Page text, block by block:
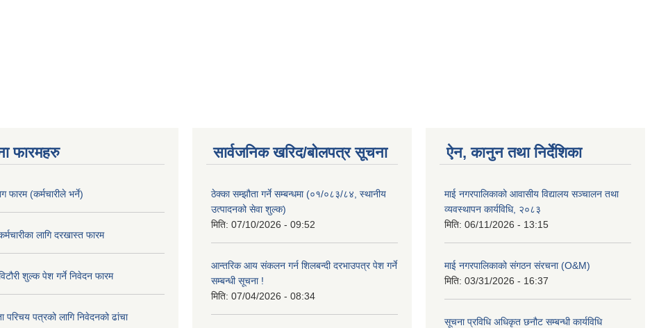
फारमहरु
फारम (कर्मचारीले भर्ने)
लागि दरखास्त फारम
शुल्क पेश गर्ने निवेदन फारम
परिचय पत्रको लागि निवेदनको ढांचा
सार्वजनिक खरिद/बोलपत्र सूचना
ठेक्का सम्झौता गर्ने सम्बन्धमा (०१/०८३/८४, स्थानीय
उत्पादनको सेवा शुल्क)
मिति: 07/10/2026 - 09:52
आन्तरिक आय संकलन गर्न शिलबन्दी दरभाउपत्र पेश गर्ने
सम्बन्धी सूचना !
मिति: 07/04/2026 - 08:34
ऐन, कानुन तथा निर्देशिका
माई नगरपालिकाको आवासीय विद्यालय सञ्चालन तथा
व्यवस्थापन कार्यविधि, २०८३
मिति: 06/11/2026 - 13:15
माई नगरपालिकाको संगठन संरचना (O&M)
मिति: 03/31/2026 - 16:37
सूचना प्रविधि अधिकृत छनौट सम्बन्धी कार्यविधि